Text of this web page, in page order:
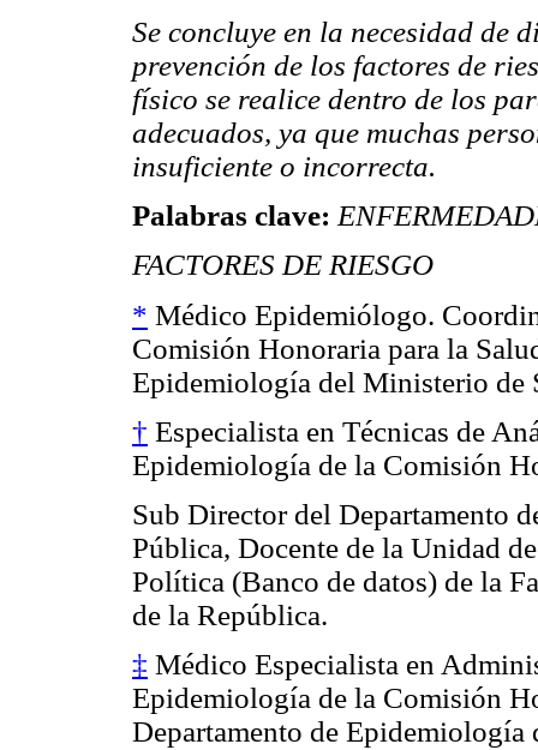
Se concluye en la necesidad de
prevención de los factores de
físico se realice dentro de los
adecuados, ya que muchas
insuficiente o incorrecta.
Palabras clave:
FACTORES DE RIESGO
* Médico Epidemiólogo.
Comisión Honoraria para la
Epidemiología del Ministerio de
† Especialista en Técnicas de
Epidemiología de la Comisión
Sub Director del Departamento
Pública, Docente de la Unidad
Política (Banco de datos) de la
de la República.
‡ Médico Especialista en
Epidemiología de la Comisión
Departamento de